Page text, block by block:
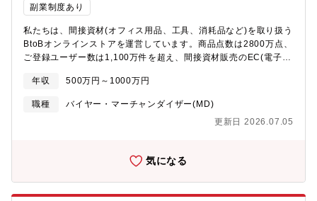
粧品（スキンケア、メイクアップ、フレグランス、ヘアケアな
通じて販売をおこなっています。＜展開ブランド＞?アルビオン、
イグニス、エレガンス、アナスイ、ポール＆ジョー【MISSON】
アルビオンは、世の中にまだ「?級品」という概念がない20世紀の
う夢を持って誕?いたしました。化粧品も?も、徹底的に“本物志
向”にこだわり、独創的かつ?品質な化粧品を?み出す「商品開
知識のみならず、礼儀作法まで徹底して教育する「?材育成」を軸
様の期待やイメージを遥かに超える、真に価値のある?級化粧品を
副業制度あり
私たちは、間接資材(オフィス用品、工具、消耗品など)を取り扱う
BtoBオンラインストアを運営しています。商品点数は2800万点、
ご登録ユーザー数は1,100万件を超え、間接資材販売のEC(電子商
ション】ナショナルブランド(メーカー生産)商品の採用をお任せし
ます。担当カテゴリーをお持ちいただき、企業を中心とした多く
のユーザーにご満足いただくための商品構成・サイト掲載情報の
最適化を目指していただきます。現在全23カテゴリーの商品展開
採用方針の立案や課題に対する改善活動を主体的に行っていただ
のECサービスとして日本最大規模というスケールメリット(例：商
年収 500万円～1000万円
職種
バイヤー・マーチャンダイザー(MD)
更新日 2026.07.05
気になる